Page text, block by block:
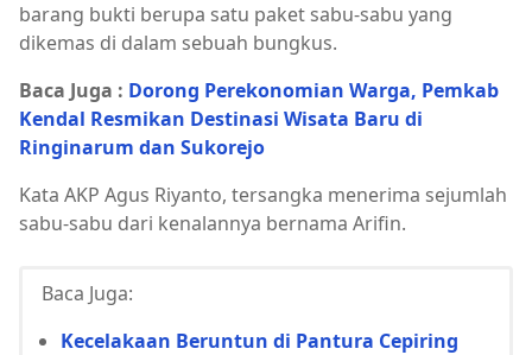
barang bukti berupa satu paket sabu-sabu yang
dikemas di dalam sebuah bungkus.
Baca Juga : Dorong Perekonomian Warga, Pemkab
Kendal Resmikan Destinasi Wisata Baru di
Ringinarum dan Sukorejo
Kata AKP Agus Riyanto, tersangka menerima sejumlah
sabu-sabu dari kenalannya bernama Arifin.
Baca Juga:
Kecelakaan Beruntun di Pantura Cepiring